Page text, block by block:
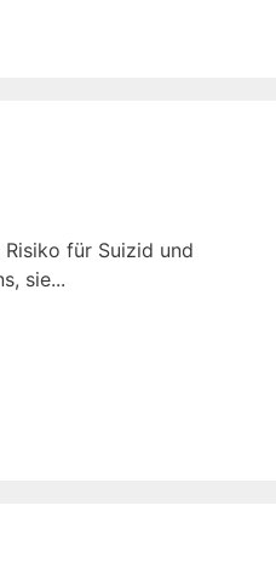
für Suizid und
sie...